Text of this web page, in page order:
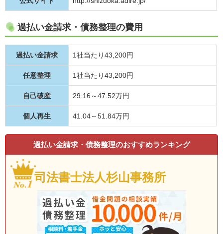
過払い金請求・債務整理の費用
過払い金請求 1社当たり43,200円
任意整理 1社当たり43,200円
自己破産 29.16～47.52万円
個人再生 41.04～51.84万円
過払い金請求・債務整理のおすすめランキング
司法書士法人杉山事務所